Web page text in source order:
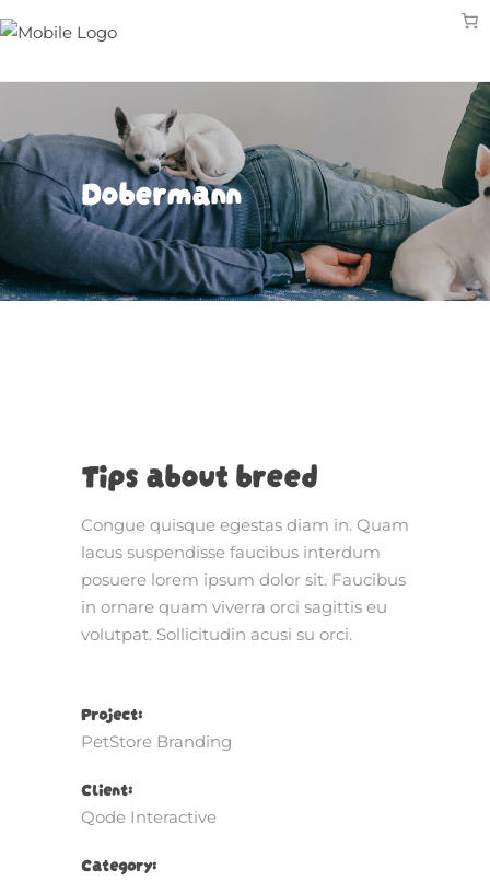
Dobermann
Tips about breed
Congue quisque egestas diam in. Quam
lacus suspendisse faucibus interdum
posuere lorem ipsum dolor sit. Faucibus
in ornare quam viverra orci sagittis eu
volutpat. Sollicitudin acusi su orci.
Project:
PetStore Branding
Client:
Qode Interactive
Category: